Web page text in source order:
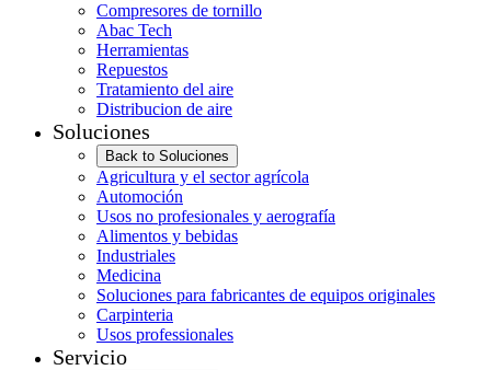
Compresores de tornillo
Abac Tech
Herramientas
Repuestos
Tratamiento del aire
Distribucion de aire
Soluciones
Back to Soluciones
Agricultura y el sector agrícola
Automoción
Usos no profesionales y aerografía
Alimentos y bebidas
Industriales
Medicina
Soluciones para fabricantes de equipos originales
Carpinteria
Usos professionales
Servicio